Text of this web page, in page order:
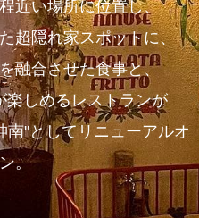
近い場所に位置し、
超隠れ家スポットに、
融合させた食事と、
楽しめるレストランが
南"としてリニューアルオ
。